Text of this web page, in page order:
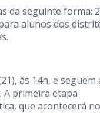
da seguinte forma:
alunos dos
às 14h, e seguem
A primeira etapa
que acontecerá